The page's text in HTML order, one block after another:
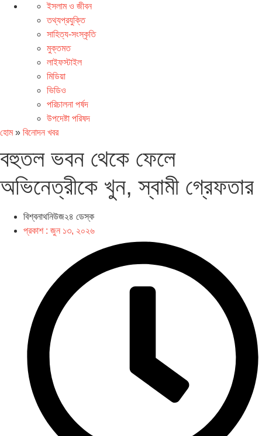
ইসলাম ও জীবন
তথ্যপ্রযুক্তি
সাহিত্য-সংস্কৃতি
মুক্তমত
লাইফস্টাইল
মিডিয়া
ভিডিও
পরিচালনা পর্ষদ
উপদেষ্টা পরিষদ
হোম» বিনোদন খবর
বহুতল ভবন থেকে ফেলে
অভিনেত্রীকে খুন, স্বামী গ্রেফতার
বিশ্বনাথনিউজ২৪ ডেস্ক
প্রকাশ : জুন ১৩, ২০২৬